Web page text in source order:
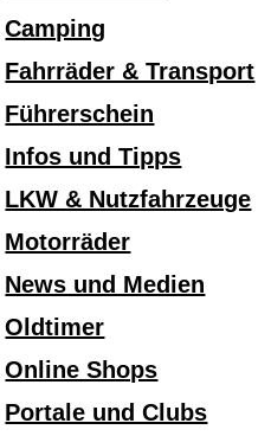
Camping
Fahrräder & Transport
Führerschein
Infos und Tipps
LKW & Nutzfahrzeuge
Motorräder
News und Medien
Oldtimer
Online Shops
Portale und Clubs